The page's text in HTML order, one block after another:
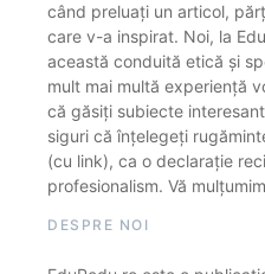
când preluați un articol,
care v-a inspirat. Noi, la
această conduită etică și
mult mai multă experiență
că găsiți subiecte
siguri că înțelegeți
(cu link), ca o declarație
profesionalism. Vă
DESPRE NOI